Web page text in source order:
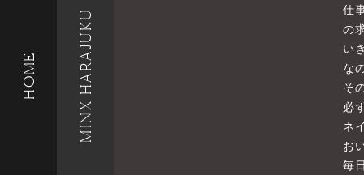
HOME MINX HARAJUKU
仕
の
い
な
そ
必
ネ
お
毎